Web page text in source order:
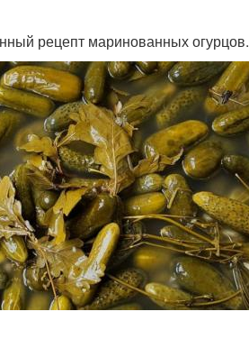
рецепт маринованных огурцов.